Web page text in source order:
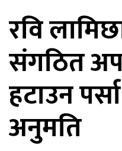
रवि
संगठित
हटाउन
अनुमति